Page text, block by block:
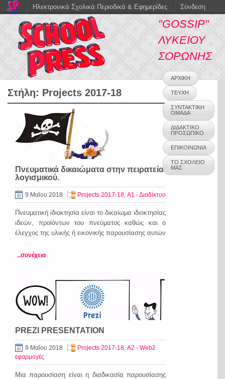
"GOSSIP"
ΛΥΚΕΙΟΥ
ΣΟΡΩΝΗΣ
ΑΡΧΙΚΗ
ΤΕΥΧΗ
ΣΥΝΤΑΚΤΙΚΗ
ΟΜΑΔΑ
ΔΙΔΑΚΤΙΚΟ
ΠΡΟΣΩΠΙΚΟ
ΕΠΙΚΟΙΝΩΝΙΑ
ΤΟ ΣΧΟΛΕΙΟ
ΜΑΣ
Στήλη: Projects 2017-18
Πνευματικά δικαιώματα στην πειρατεία
λογισμικού.
9 Μαΐου 2018 Projects 2017-18, Α1 - Διαδίκτυο
Πνευματική ιδιοκτησία είναι το δικαίωμα ιδιοκτησίας
ιδεών, προϊόντων του πνεύματος καθώς και ο
έλεγχος της υλικής ή εικονικής παρουσίασης αυτών
..συνέχεια
PREZI PRESENTATION
9 Μαΐου 2018 Projects 2017-18, Α2 - Web2
εφαρμογές
Μια παρουσίαση είναι η διαδικασία παρουσίασης
Ηλεκτρονικά Σχολικά Περιοδικά & Εφημερίδες Σύνδεση